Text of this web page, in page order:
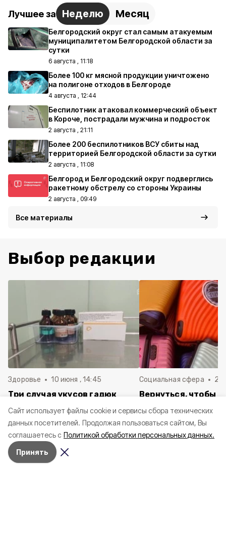
Cайт использует файлы cookie и сервисы сбора технических
данных посетителей. Продолжая пользоваться сайтом, Вы
соглашаетесь с Политикой обработки персональных данных.
Принять
Лучшее за Неделю Месяц
Белгородский округ стал самым атакуемым
муниципалитетом Белгородской области за
сутки
6 августа , 11:18
Более 100 кг мясной продукции уничтожено
на полигоне отходов в Белгороде
4 августа , 12:44
Беспилотник атаковал коммерческий объект
в Короче, пострадали мужчина и подросток
2 августа , 21:11
Более 200 беспилотников ВСУ сбиты над
территорией Белгородской области за сутки
2 августа , 11:08
Белгород и Белгородский округ подверглись
ракетному обстрелу со стороны Украины
2 августа , 09:49
Все материалы
Выбор редакции
Здоровье 10 июня , 14:45
Три случая укусов гадюк
Белгородской области с
начала года
Социальная сфера 20
Вернуться, чтобы
в Белгородскую
пять лет